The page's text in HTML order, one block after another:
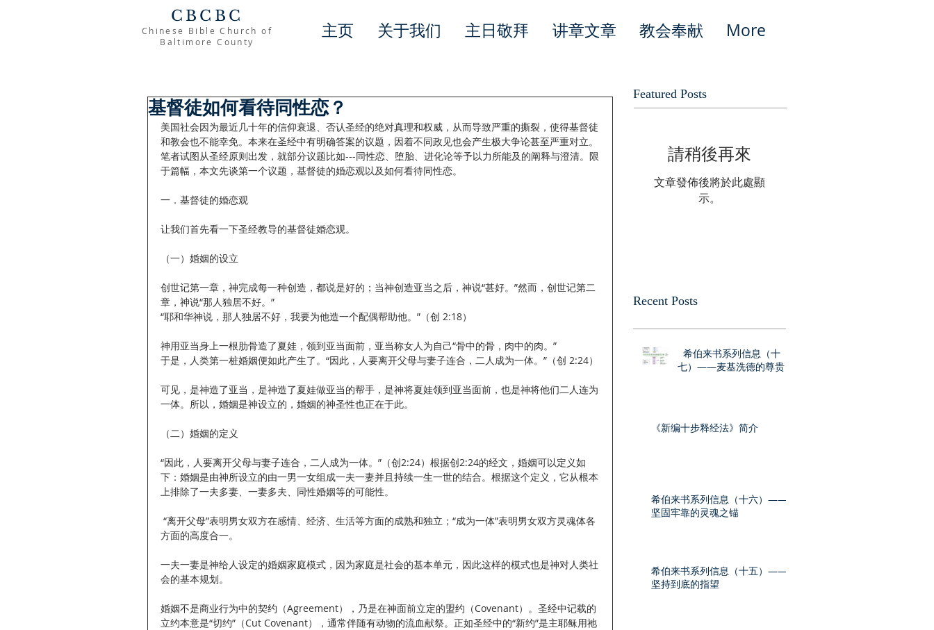
CBCBC
Chinese Bible Church of
Baltimore County
主页 关于我们 主日敬拜 讲章文章 教会奉献 More
基督徒如何看待同性恋？
美国社会因为最近几十年的信仰衰退、否认圣经的绝对真理和权威，从而导致严重的撕裂，使得基督徒
和教会也不能幸免。本来在圣经中有明确答案的议题，因着不同政见也会产生极大争论甚至严重对立。
笔者试图从圣经原则出发，就部分议题比如---同性恋、堕胎、进化论等予以力所能及的阐释与澄清。限
于篇幅，本文先谈第一个议题，基督徒的婚恋观以及如何看待同性恋。
一．基督徒的婚恋观
让我们首先看一下圣经教导的基督徒婚恋观。
（一）婚姻的设立
创世记第一章，神完成每一种创造，都说是好的；当神创造亚当之后，神说“甚好。”然而，创世记第二
章，神说“那人独居不好。”
“耶和华神说，那人独居不好，我要为他造一个配偶帮助他。”（创 2:18）
神用亚当身上一根肋骨造了夏娃，领到亚当面前，亚当称女人为自己“骨中的骨，肉中的肉。”
于是，人类第一桩婚姻便如此产生了。“因此，人要离开父母与妻子连合，二人成为一体。”（创 2:24）
可见，是神造了亚当，是神造了夏娃做亚当的帮手，是神将夏娃领到亚当面前，也是神将他们二人连为
一体。所以，婚姻是神设立的，婚姻的神圣性也正在于此。
（二）婚姻的定义
“因此，人要离开父母与妻子连合，二人成为一体。”（创2:24）根据创2:24的经文，婚姻可以定义如
下：婚姻是由神所设立的由一男一女组成一夫一妻并且持续一生一世的结合。根据这个定义，它从根本
上排除了一夫多妻、一妻多夫、同性婚姻等的可能性。
方面的高度合一。
一夫一妻是神给人设定的婚姻家庭模式，因为家庭是社会的基本单元，因此这样的模式也是神对人类社
会的基本规划。
婚姻不是商业行为中的契约（Agreement），乃是在神面前立定的盟约（Covenant）。圣经中记载的
立约本意是“切约”（Cut Covenant），通常伴随有动物的流血献祭。正如圣经中的“新约”是主耶稣用祂
Featured Posts
請稍後再來
文章發佈後將於此處顯
示。
Recent Posts
希伯来书系列信息（十
七）——麦基洗德的尊贵
《新编十步释经法》简介
希伯来书系列信息（十六）——
坚固牢靠的灵魂之锚
希伯来书系列信息（十五）——
坚持到底的指望